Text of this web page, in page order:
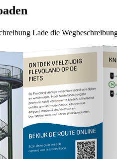
Lade die